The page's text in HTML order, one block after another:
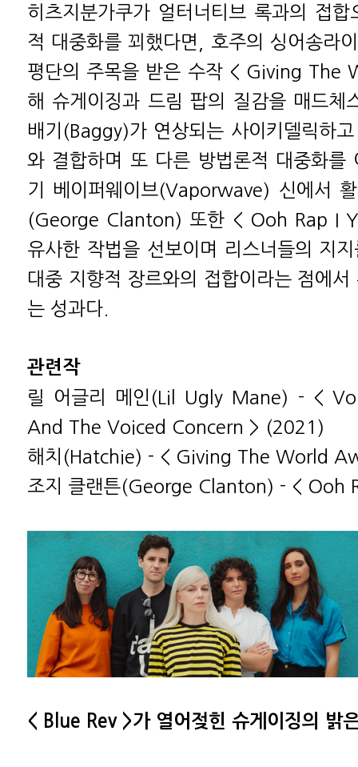
히츠지분가쿠가 얼터너티브 록과의 접
적 대중화를 꾀했다면, 호주의 싱어송라
평단의 주목을 받은 수작 < Giving The
해 슈게이징과 드림 팝의 질감을 매드체
배기(Baggy)가 연상되는 사이키델릭하
와 결합하며 또 다른 방법론적 대중화를
기 베이퍼웨이브(Vaporwave) 신에서
(George Clanton) 또한 < Ooh Rap I
유사한 작법을 선보이며 리스너들의 지
대중 지향적 장르와의 접합이라는 점에
는 성과다.
관련작
릴 어글리 메인(Lil Ugly Mane) - <
And The Voiced Concern > (2021)
해치(Hatchie) - < Giving The World
조지 클랜튼(George Clanton) - < Ooh
< Blue Rev >가 열어젖힌 슈게이징의 밝